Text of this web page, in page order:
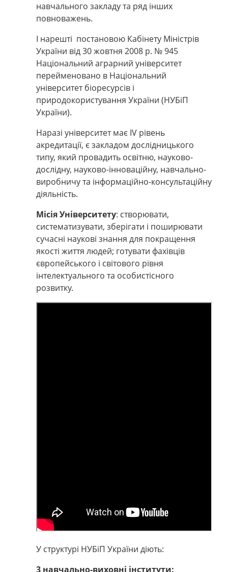
навчального закладу та ряд інших
повноважень.
І нарешті постановою Кабінету Міністрів
України від 30 жовтня 2008 р. № 945
Національний аграрний університет
перейменовано в Національний
університет біоресурсів і
природокористування України (НУБіП
України).
Наразі університет має IV рівень
акредитації, є закладом дослідницького
типу, який провадить освітню, науково-
дослідну, науково-інноваційну, навчально-
виробничу та інформаційно-консультаційну
діяльність.
Місія Університету: створювати,
систематизувати, зберігати і поширювати
сучасні наукові знання для покращення
якості життя людей; готувати фахівців
європейського і світового рівня
інтелектуального та особистісного
розвитку.
У структурі НУБіП України діють:
3 навчально-виховні інститути: